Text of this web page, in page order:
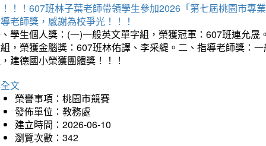
！！607班林子葉老師帶領學生參加2026「第七屆桃園市專
老師獎，感謝為校爭光！！！
學生個人獎：(一)一般英文單字組，榮獲冠軍：607班連允
，榮獲金腦獎：607班林佑譯、李采緹。二、指導老師獎：
建德國小榮獲團體獎！！！
文
榮譽事項：桃園市競賽
發佈單位：教務處
建立時間：2026-06-10
瀏覽次數：342